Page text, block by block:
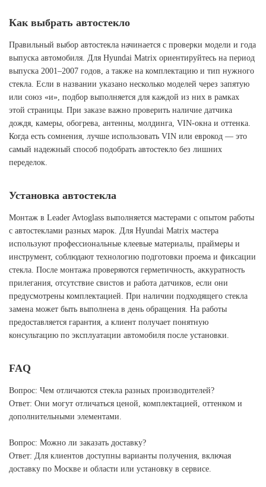
Как выбрать автостекло
Правильный выбор автостекла начинается с проверки модели и года
выпуска автомобиля. Для Hyundai Matrix ориентируйтесь на период
выпуска 2001–2007 годов, а также на комплектацию и тип нужного
стекла. Если в названии указано несколько моделей через запятую
или союз «и», подбор выполняется для каждой из них в рамках
этой страницы. При заказе важно проверить наличие датчика
дождя, камеры, обогрева, антенны, молдинга, VIN-окна и оттенка.
Когда есть сомнения, лучше использовать VIN или еврокод — это
самый надежный способ подобрать автостекло без лишних
переделок.
Установка автостекла
Монтаж в Leader Avtoglass выполняется мастерами с опытом работы
с автостеклами разных марок. Для Hyundai Matrix мастера
используют профессиональные клеевые материалы, праймеры и
инструмент, соблюдают технологию подготовки проема и фиксации
стекла. После монтажа проверяются герметичность, аккуратность
прилегания, отсутствие свистов и работа датчиков, если они
предусмотрены комплектацией. При наличии подходящего стекла
замена может быть выполнена в день обращения. На работы
предоставляется гарантия, а клиент получает понятную
консультацию по эксплуатации автомобиля после установки.
FAQ
Вопрос: Чем отличаются стекла разных производителей?
Ответ: Они могут отличаться ценой, комплектацией, оттенком и
дополнительными элементами.
Вопрос: Можно ли заказать доставку?
Ответ: Для клиентов доступны варианты получения, включая
доставку по Москве и области или установку в сервисе.